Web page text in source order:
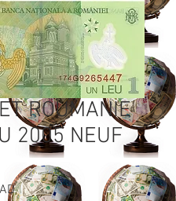
ROUMANIE
2005 NEUF
Prix